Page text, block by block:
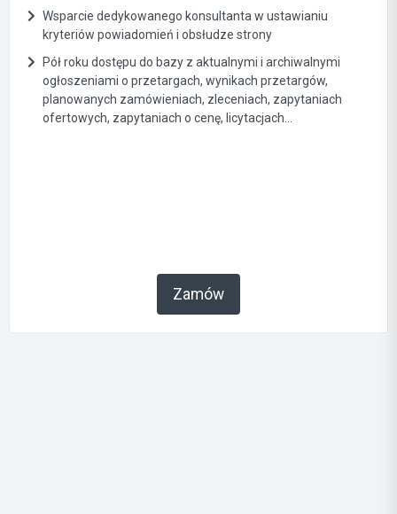
Wsparcie dedykowanego konsultanta w ustawianiu
kryteriów powiadomień i obsłudze strony
Pół roku dostępu do bazy z aktualnymi i archiwalnymi
ogłoszeniami o przetargach, wynikach przetargów,
planowanych zamówieniach, zleceniach, zapytaniach
ofertowych, zapytaniach o cenę, licytacjach...
Zamów